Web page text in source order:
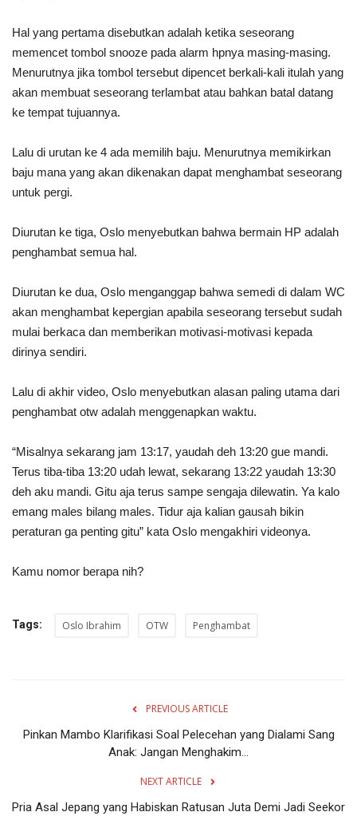
Hal yang pertama disebutkan adalah ketika seseorang
memencet tombol snooze pada alarm hpnya masing-masing.
Menurutnya jika tombol tersebut dipencet berkali-kali itulah yang
akan membuat seseorang terlambat atau bahkan batal datang
ke tempat tujuannya.
Lalu di urutan ke 4 ada memilih baju. Menurutnya memikirkan
baju mana yang akan dikenakan dapat menghambat seseorang
untuk pergi.
Diurutan ke tiga, Oslo menyebutkan bahwa bermain HP adalah
penghambat semua hal.
Diurutan ke dua, Oslo menganggap bahwa semedi di dalam WC
akan menghambat kepergian apabila seseorang tersebut sudah
mulai berkaca dan memberikan motivasi-motivasi kepada
dirinya sendiri.
Lalu di akhir video, Oslo menyebutkan alasan paling utama dari
penghambat otw adalah menggenapkan waktu.
“Misalnya sekarang jam 13:17, yaudah deh 13:20 gue mandi.
Terus tiba-tiba 13:20 udah lewat, sekarang 13:22 yaudah 13:30
deh aku mandi. Gitu aja terus sampe sengaja dilewatin. Ya kalo
emang males bilang males. Tidur aja kalian gausah bikin
peraturan ga penting gitu” kata Oslo mengakhiri videonya.
Kamu nomor berapa nih?
Tags: Oslo Ibrahim OTW Penghambat
PREVIOUS ARTICLE
Pinkan Mambo Klarifikasi Soal Pelecehan yang Dialami Sang
Anak: Jangan Menghakim...
NEXT ARTICLE
Pria Asal Jepang yang Habiskan Ratusan Juta Demi Jadi Seekor